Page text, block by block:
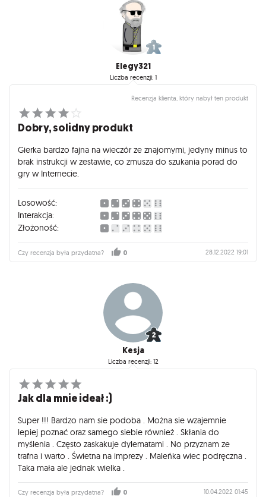
Elegy321
Liczba recenzji: 1
Recenzja klienta, który nabył ten produkt
Dobry, solidny produkt
Gierka bardzo fajna na wieczór ze znajomymi, jedyny minus to
brak instrukcji w zestawie, co zmusza do szukania porad do
gry w Internecie.
Losowość:
Interakcja:
Złożoność:
Czy recenzja była przydatna? 0 28.12.2022 19:01
Kesja
Liczba recenzji: 12
Jak dla mnie ideał :)
Super !!! Bardzo nam sie podoba . Można sie wzajemnie
lepiej poznać oraz samego siebie również . Skłania do
myślenia . Często zaskakuje dylematami . No przyznam ze
trafna i warto . Świetna na imprezy . Maleńka wiec podręczna .
Taka mała ale jednak wielka .
Czy recenzja była przydatna? 0 10.04.2022 01:45